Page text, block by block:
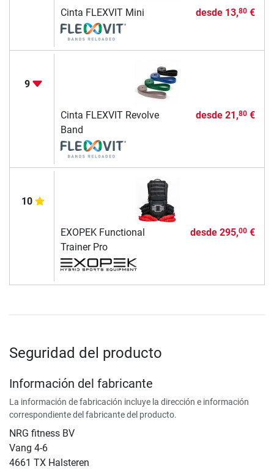
Cinta FLEXVIT Mini desde 13,80€
9
Cinta FLEXVIT Revolve
Band
desde 21,80€
10
EXOPEK Functional
Trainer Pro
desde 295,00€
Seguridad del producto
Información del fabricante
La información de fabricación incluye la dirección e información
correspondiente del fabricante del producto.
NRG fitness BV
Vang 4-6
4661 TX Halsteren